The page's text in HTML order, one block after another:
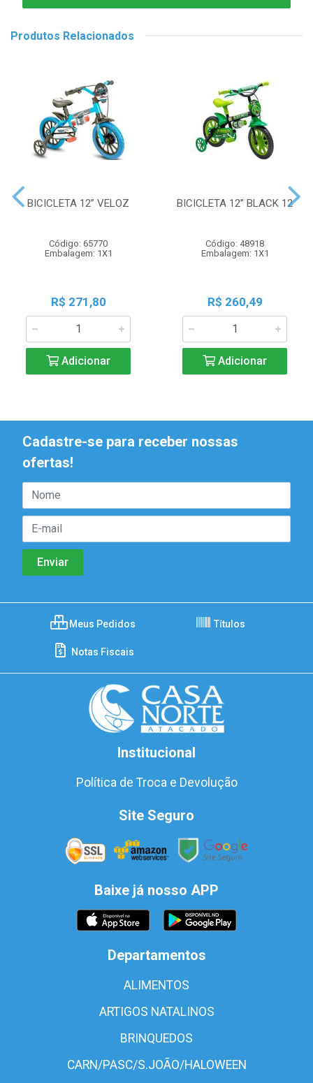
Produtos Relacionados
BICICLETA 12” VELOZ
Código: 65770
Embalagem: 1X1
R$ 271,80
Adicionar
BICICLETA 12” BLACK 12
Código: 48918
Embalagem: 1X1
R$ 260,49
Adicionar
Cadastre-se para receber nossas
ofertas!
Meus Pedidos Títulos
Notas Fiscais
Institucional
Política de Troca e Devolução
Site Seguro
Baixe já nosso APP
Departamentos
ALIMENTOS
ARTIGOS NATALINOS
BRINQUEDOS
CARN/PASC/S.JOÃO/HALOWEEN